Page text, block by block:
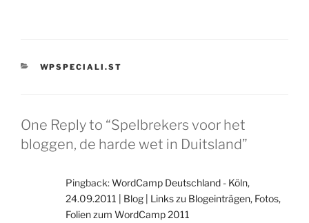
CATEGORIES
WPSPECIALI.ST
One Reply to “Spelbrekers voor het
bloggen, de harde wet in Duitsland”
Pingback:WordCamp Deutschland - Köln,
24.09.2011 | Blog | Links zu Blogeinträgen, Fotos,
Folien zum WordCamp 2011